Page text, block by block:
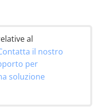
al
il nostro
per
soluzione